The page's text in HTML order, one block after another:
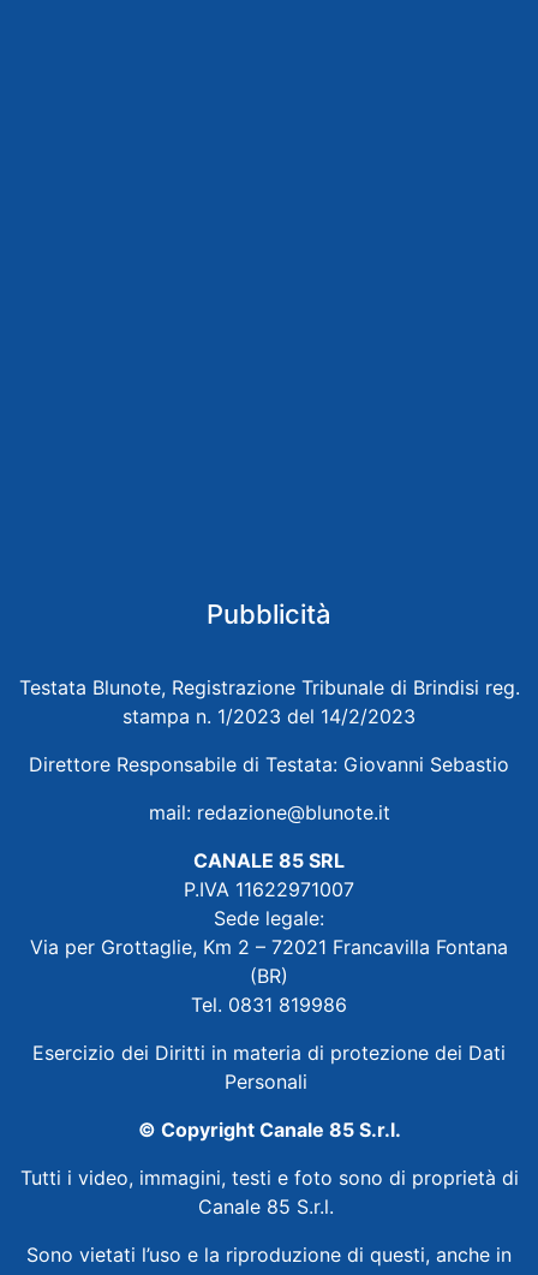
Pubblicità
Testata Blunote, Registrazione Tribunale di Brindisi reg.
stampa n. 1/2023 del 14/2/2023
Direttore Responsabile di Testata: Giovanni Sebastio
mail: redazione@blunote.it
CANALE 85 SRL
P.IVA 11622971007
Sede legale:
Via per Grottaglie, Km 2 – 72021 Francavilla Fontana
(BR)
Tel. 0831 819986
Esercizio dei Diritti in materia di protezione dei Dati
Personali
© Copyright Canale 85 S.r.l.
Tutti i video, immagini, testi e foto sono di proprietà di
Canale 85 S.r.l.
Sono vietati l’uso e la riproduzione di questi, anche in